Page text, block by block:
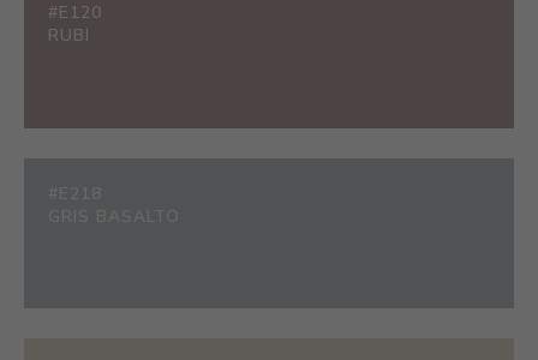
#E120
RUBI
#E218
GRIS BASALTO